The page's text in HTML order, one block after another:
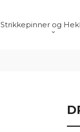
Strikkepinner og